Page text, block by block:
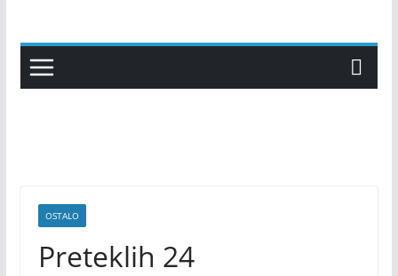
content
OSTALO
Preteklih 24